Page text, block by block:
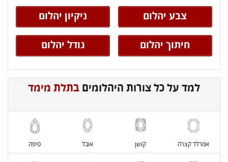
צבע יהלום ניקיון יהלום
חיתוך יהלום גודל יהלום
למד על כל צורות היהלומים בתלת מימד
אמרלד קצרה קושן אובל טיפה